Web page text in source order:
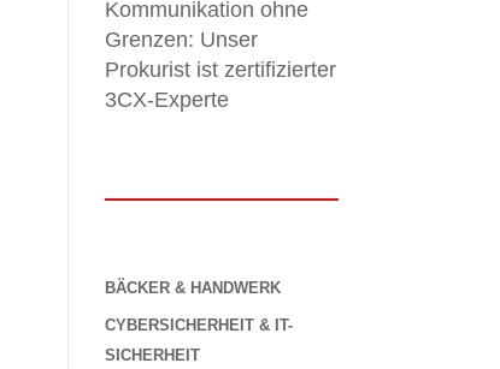
Kommunikation ohne
Grenzen: Unser
Prokurist ist zertifizierter
3CX-Experte
BÄCKER & HANDWERK
CYBERSICHERHEIT & IT-
SICHERHEIT